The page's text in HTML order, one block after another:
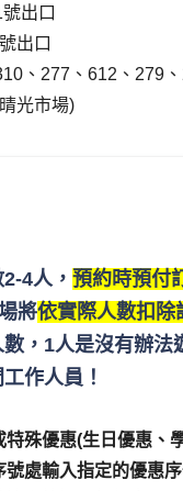
出口
9號出口
、277、612、279
(晴光市場)
4人， 預約時預付
將依實際人數扣除
，1人是沒有辦法
作人員！
特殊優惠(生日優惠、
號處輸入指定的優惠